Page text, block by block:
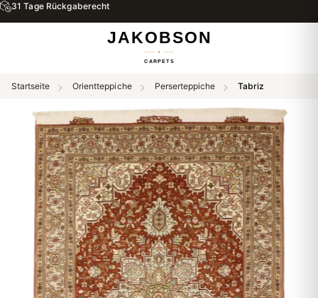
31 Tage Rückgaberecht
Startseite Orientteppiche Perserteppiche Tabriz